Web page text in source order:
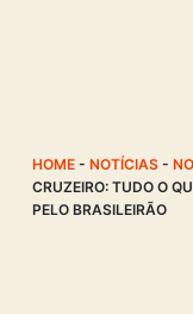
HOME- NOTÍCIAS-
CRUZEIRO: TUDO O
PELO BRASILEIRÃO